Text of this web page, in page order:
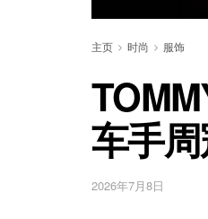
主页 时尚 服饰
车手
2026年7月8日